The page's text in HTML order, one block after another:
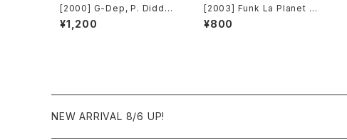
[2000] G-Dep, P. Diddy
& Black Rob – Let's Get It
[Bad Boy Entertainment]
¥1,200
[2003] Funk La Planet – Y
ou Gave Me Love (Funk
La Planet 008) [Funk La
¥800
NEW ARRIVAL 8/6 UP!